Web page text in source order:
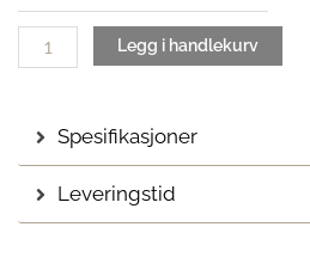
Legg i handlekurv
Spesifikasjoner
Leveringstid